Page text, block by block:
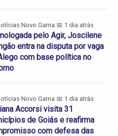
Novo Gama 📅 1 dia atrás
pelo Agir, Joscilene
entra na disputa por vaga
com base política no
Novo Gama 📅 1 dia atrás
Accorsi visita 31
de Goiás e reafirma
com defesa das